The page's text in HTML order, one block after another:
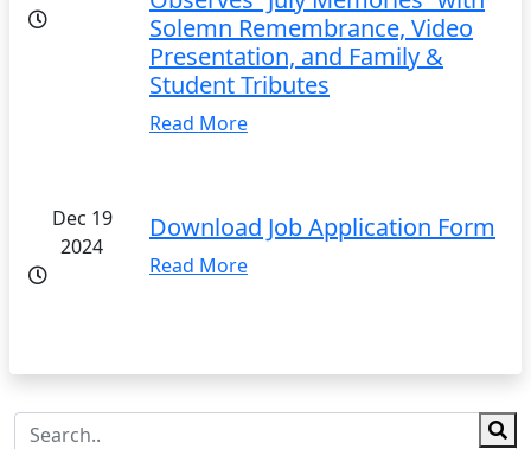
Solemn Remembrance, Video
Presentation, and Family &
Student Tributes
Read More
Dec 19
2024
Download Job Application Form
Read More